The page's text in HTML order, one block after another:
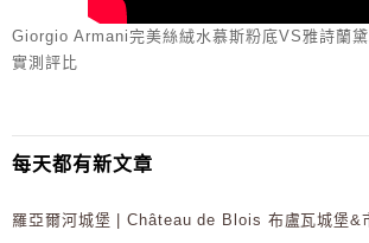
Giorgio Armani完美絲絨水慕斯粉底VS雅詩蘭
實測評比
每天都有新文章
羅亞爾河城堡 | Château de Blois 布盧瓦城堡&